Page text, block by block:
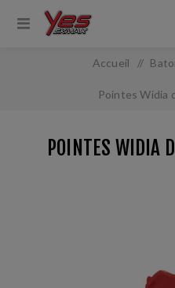
Accueil /
Pointes Widia
POINTES WIDIA